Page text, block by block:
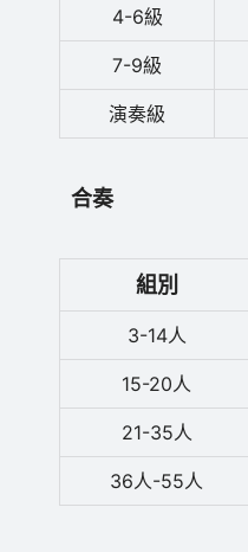
4-6級
7-9級
演奏級
合奏
組別
3-14人
15-20人
21-35人
36人-55人